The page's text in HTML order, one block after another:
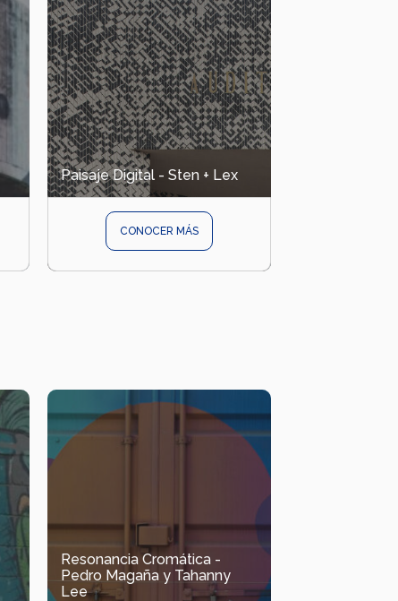
Paisaje Digital - Sten + Lex
CONOCER MÁS
Resonancia Cromática -
Pedro Magaña y Tahanny
Lee